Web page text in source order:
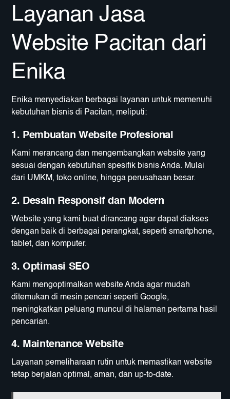
Layanan Jasa
Website Pacitan dari
Enika
Enika menyediakan berbagai layanan untuk memenuhi
kebutuhan bisnis di Pacitan, meliputi:
1. Pembuatan Website Profesional
Kami merancang dan mengembangkan website yang
sesuai dengan kebutuhan spesifik bisnis Anda. Mulai
dari UMKM, toko online, hingga perusahaan besar.
2. Desain Responsif dan Modern
Website yang kami buat dirancang agar dapat diakses
dengan baik di berbagai perangkat, seperti smartphone,
tablet, dan komputer.
3. Optimasi SEO
Kami mengoptimalkan website Anda agar mudah
ditemukan di mesin pencari seperti Google,
meningkatkan peluang muncul di halaman pertama hasil
pencarian.
4. Maintenance Website
Layanan pemeliharaan rutin untuk memastikan website
tetap berjalan optimal, aman, dan up-to-date.